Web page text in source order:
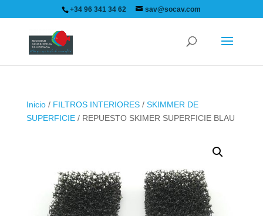
+34 96 341 34 62 sav@socav.com
Inicio/ FILTROS INTERIORES/ SKIMMER DE
SUPERFICIE/ REPUESTO SKIMER SUPERFICIE BLAU